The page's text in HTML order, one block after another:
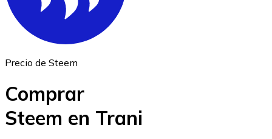
Precio de Steem
Comprar
Steem en Trani